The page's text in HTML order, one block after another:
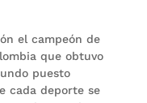
el campeón de
que obtuvo
puesto
cada deporte se